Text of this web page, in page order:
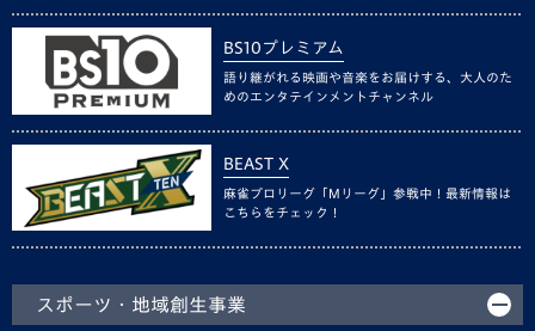
BS10プレミアム
語り継がれる映画や音楽をお届けする、大人のた
めのエンタテインメントチャンネル
BEAST X
麻雀プロリーグ「Mリーグ」参戦中！最新情報は
こちらをチェック！
スポーツ・地域創生事業